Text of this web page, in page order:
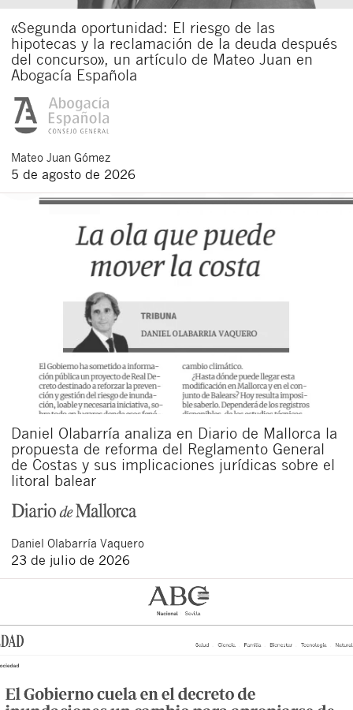
«Segunda oportunidad: El riesgo de las
hipotecas y la reclamación de la deuda después
del concurso», un artículo de Mateo Juan en
Abogacía Española
Mateo Juan Gómez
5 de agosto de 2026
Daniel Olabarría analiza en Diario de Mallorca la
propuesta de reforma del Reglamento General
de Costas y sus implicaciones jurídicas sobre el
litoral balear
Daniel Olabarría Vaquero
23 de julio de 2026